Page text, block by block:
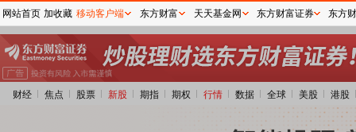
财经 焦点 股票 新股 期指 期权 行情 数据 全球 美股 港股
网站首页 加收藏 移动客户端 东方财富 天天基金网 东方财富证券 东方